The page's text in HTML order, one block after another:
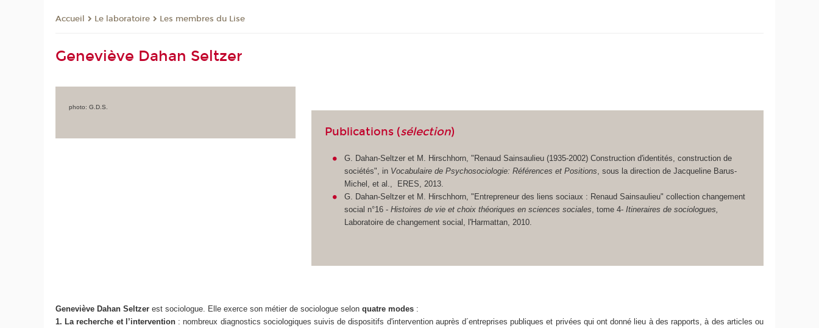
Accueil Le laboratoire Les membres du Lise
Geneviève Dahan Seltzer
photo: G.D.S.
Publications (sélection)
G. Dahan-Seltzer et M. Hirschhorn, "Renaud Sainsaulieu (1935-2002) Construction d'identités, construction de
sociétés", in Vocabulaire de Psychosociologie: Références et Positions, sous la direction de Jacqueline Barus-
Michel, et al., ERES, 2013.
G. Dahan-Seltzer et M. Hirschhorn, "Entrepreneur des liens sociaux : Renaud Sainsaulieu" collection changement
social n°16 -Histoires de vie et choix théoriques en sciences sociales, tome 4- Itineraires de sociologues,
Laboratoire de changement social, l'Harmattan, 2010.
Geneviève Dahan Seltzerest sociologue. Elle exerce son métier de sociologue selon quatre modes :
1. La recherche et l’intervention: nombreux diagnostics sociologiques suivis de dispositifs d'intervention auprès d´entreprises publiques et privées qui ont donné lieu à des rapports, à des articles ou